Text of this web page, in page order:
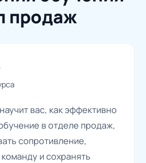
продаж
вас, как эффективно
в отделе продаж,
сопротивление,
и сохранять